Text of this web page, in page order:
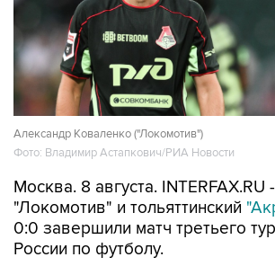
Александр Коваленко ("Локомотив")
Фото: Владимир Астапкович/РИА Новости
Москва. 8 августа.
"Локомотив" и тольяттинский
0:0 завершили матч третьего
России по футболу.